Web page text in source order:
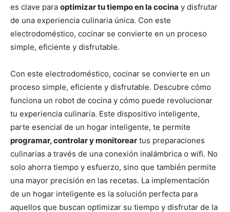
es clave para optimizar tu tiempo en la cocina y disfrutar
de una experiencia culinaria única. Con este
electrodoméstico, cocinar se convierte en un proceso
simple, eficiente y disfrutable.
Con este electrodoméstico, cocinar se convierte en un
proceso simple, eficiente y disfrutable. Descubre cómo
funciona un robot de cocina y cómo puede revolucionar
tu experiencia culinaria. Este dispositivo inteligente,
parte esencial de un hogar inteligente, te permite
programar, controlar y monitorear tus preparaciones
culinarias a través de una conexión inalámbrica o wifi. No
solo ahorra tiempo y esfuerzo, sino que también permite
una mayor precisión en las recetas. La implementación
de un hogar inteligente es la solución perfecta para
aquellos que buscan optimizar su tiempo y disfrutar de la